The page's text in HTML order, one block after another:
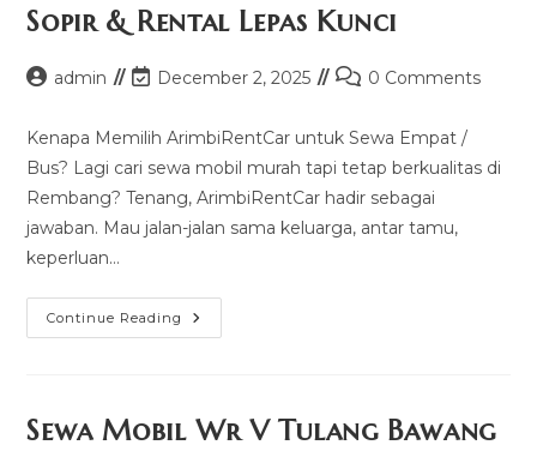
Sopir & Rental Lepas Kunci
Postadmin
Post
modified:
December 2, 2025
Post0 Comments
Kenapa Memilih ArimbiRentCar untuk Sewa Empat /
Bus? Lagi cari sewa mobil murah tapi tetap berkualitas di
Rembang? Tenang, ArimbiRentCar hadir sebagai
jawaban. Mau jalan-jalan sama keluarga, antar tamu,
keperluan…
Continue Reading Sewa
Mobil
Murah
Mulai
Sewa Mobil Wr V Tulang Bawang